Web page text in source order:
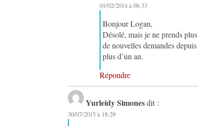
01/02/2014 à 08:33
Bonjour Logan,
Désolé, mais je ne prends plus
de nouvelles demandes depuis
plus d’un an.
Répondre
Yurleidy Simones dit :
30/07/2015 à 18:29